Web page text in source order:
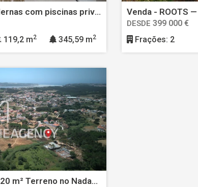
Venda - Vilas modernas com piscinas privadas em Caldas da Rainha | ROOTS Development
119,2 m2 345,59 m2
DESDE 399 000 €
Frações: 2
Venda - Prime 2 220 m² Terreno no Nadadouro – 5 min para a Lagoa de Óbidos, 10 min para Caldas da Rainha - possibilidade de construir